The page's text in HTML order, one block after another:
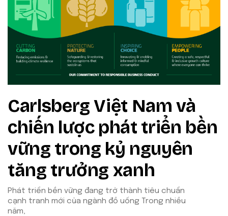
Carlsberg Việt Nam và
chiến lược phát triển bền
vững trong kỷ nguyên
tăng trưởng xanh
Phát triển bền vững đang trở thành tiêu chuẩn
cạnh tranh mới của ngành đồ uống Trong nhiều
năm,